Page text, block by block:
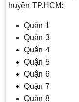
huyện TP.HCM:
Quận 1
Quận 3
Quận 4
Quận 5
Quận 6
Quận 7
Quận 8